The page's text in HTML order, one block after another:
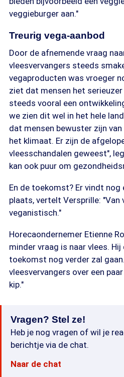
veggieburger aan."
Treurig vega-aanbod
Door de afnemende vraag
vleesvervangers steeds
vegaproducten was vroeger
ziet dat mensen het
steeds vooral een
we zien dit wel in het hele
dat mensen bewuster zijn
het klimaat. Er zijn de
vleesschandalen geweest",
kan ook puur om
En de toekomst? Er vindt nog
plaats, vertelt Versprille: "Van
veganistisch."
Horecaondernemer Etienne
minder vraag is naar vlees.
toekomst nog verder zal
vleesvervangers over een
kip."
Vragen? Stel ze!
Heb je nog vragen of wil je
berichtje via de chat.
Naar de chat